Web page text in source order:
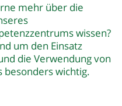
mehr über die
wissen?
um den Einsatz
die Verwendung von
besonders wichtig.